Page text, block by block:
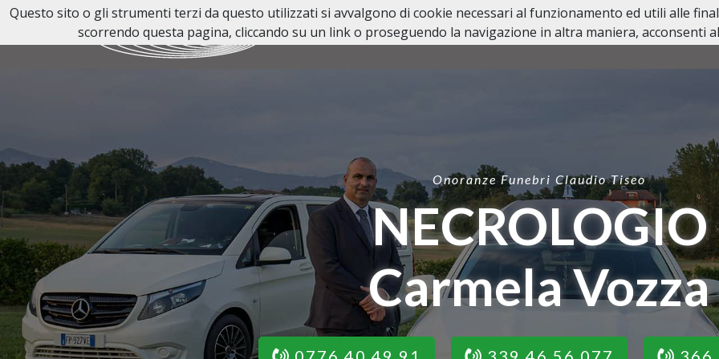
HOME NECROLOGI LUTTI PERSONAGGI
Onoranze Funebri Claudio Tiseo
NECROLOGIO
Carmela Vozza
Questo sito o gli strumenti terzi da questo utilizzati si avvalgono di cookie necessari al funzionamento ed utili alle
scorrendo questa pagina, cliccando su un link o proseguendo la navigazione in altra maniera, acconsenti